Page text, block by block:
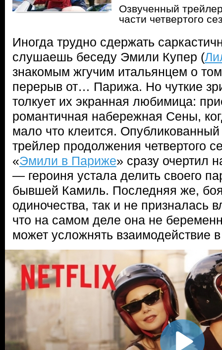
Озвученный
части четвертого
Иногда трудно сдержать
слушаешь беседу Эмили Купер (
знакомым жгучим итальянцем о
перерыв от… Парижа. Но чуткие
толкует их экранная любимица:
романтичная набережная Сены,
мало что клеится.
трейлер продолжения четвертого
«Эмили в Париже» сразу очертил
— героиня устала делить своего
бывшей Камиль. Последняя же,
одиночества, так и не призналась
что на самом деле она не
может усложнять взаимодействие в